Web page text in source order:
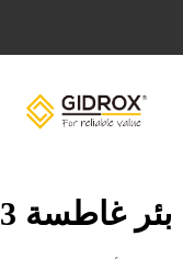
غاطسة 3 حصان